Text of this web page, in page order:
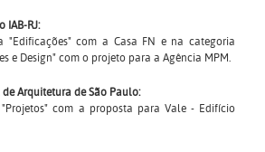
IAB-RJ:
"Edificações" com a Casa FN e na categoria
e Design" com o projeto para a Agência MPM.
Arquitetura de São Paulo:
com a proposta para Vale - Edifício